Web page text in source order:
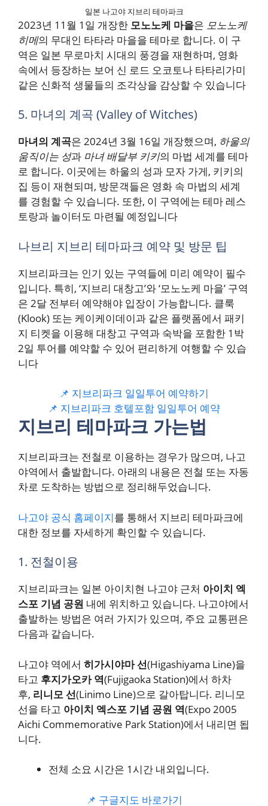
일본 나고야 지브리 테마파크
2023년 11월 1일 개장한 모노노케 마을은 모노노케
히메의 무대인 타타라 마을을 테마로 합니다. 이 구
역은 일본 무로마치 시대의 풍경을 재현하며, 영화
속에서 등장하는 보어 신 로드 오코토나 타타리가미
같은 신화적 생물들의 조각상을 감상할 수 있습니다​
5. 마녀의 계곡 (Valley of Witches)
마녀의 계곡은 2024년 3월 16일 개장했으며, 하울의
움직이는 성과 마녀 배달부 키키의 마법 세계를 테마
로 합니다. 이곳에는 하울의 성과 모자 가게, 키키의
집 등이 재현되며, 방문객들은 영화 속 마법의 세계
를 경험할 수 있습니다. 또한, 이 구역에는 테마 레스
토랑과 놀이터도 마련될 예정입니다​
나브리 지브리 테마파크 예약 및 방문 팁
지브리파크는 인기 있는 구역들에 미리 예약이 필수
입니다. 특히, ‘지브리 대창고’와 ‘모노노케 마을’ 구역
은 2달 전부터 예약해야 입장이 가능합니다. 클룩
(Klook) 또는 케이케이데이과 같은 플랫폼에서 패키
지 티켓을 이용해 대창고 구역과 숙박을 포함한 1박
2일 투어를 예약할 수 있어 편리하게 여행할 수 있습
니다​
📌 지브리파크 일일투어 예약하기
📌 지브리파크 호텔포함 일일투어 예약
지브리 테마파크 가는법
지브리파크는 전철로 이용하는 경우가 많으며, 나고
야역에서 출발합니다. 아래의 내용은 전철 또는 자동
차로 도착하는 방법으로 정리해두었습니다.
나고야 공식 홈페이지를 통해서 지브리 테마파크에
대한 정보를 자세하게 확인할 수 있습니다.
1. 전철이용
지브리파크는 일본 아이치현 나고야 근처 아이치 엑
스포 기념 공원 내에 위치하고 있습니다. 나고야에서
출발하는 방법은 여러 가지가 있으며, 주요 교통편은
다음과 같습니다.
나고야 역에서 히가시야마 선(Higashiyama Line)을
타고 후지가오카 역(Fujigaoka Station)에서 하차
후, 리니모 선(Linimo Line)으로 갈아탑니다. 리니모
선을 타고 아이치 엑스포 기념 공원 역(Expo 2005
Aichi Commemorative Park Station)에서 내리면 됩
니다.
전체 소요 시간은 1시간 내외입니다.
📌 구글지도 바로가기